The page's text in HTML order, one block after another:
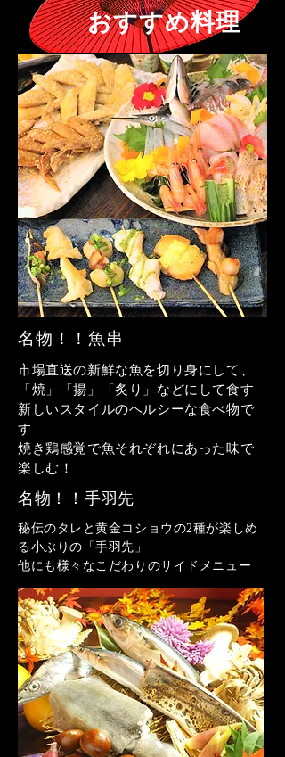
​おすすめ料理
名物！！魚串
市場直送の新鮮な魚を切り身にして、
「焼」「揚」「炙り」などにして食す
新しいスタイルのヘルシーな食べ物で
す
​焼き鶏感覚で魚それぞれにあった味で
楽しむ！
名物！！手羽先
秘伝のタレと黄金コショウの2種が楽しめ
る小ぶりの「手羽先」
他にも様々なこだわりのサイドメニュー